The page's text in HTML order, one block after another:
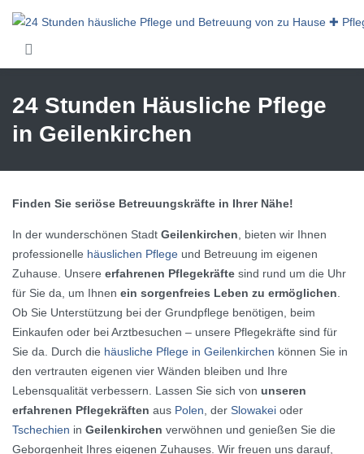
24 Stunden Häusliche Pflege
in Geilenkirchen
Finden Sie seriöse Betreuungskräfte in Ihrer Nähe!
In der wunderschönen Stadt Geilenkirchen, bieten wir Ihnen
professionelle häuslichen Pflege und Betreuung im eigenen
Zuhause. Unsere erfahrenen Pflegekräfte sind rund um die Uhr
für Sie da, um Ihnen ein sorgenfreies Leben zu ermöglichen.
Ob Sie Unterstützung bei der Grundpflege benötigen, beim
Einkaufen oder bei Arztbesuchen – unsere Pflegekräfte sind für
Sie da. Durch die häusliche Pflege in Geilenkirchen können Sie in
den vertrauten eigenen vier Wänden bleiben und Ihre
Lebensqualität verbessern. Lassen Sie sich von unseren
erfahrenen Pflegekräften aus Polen, der Slowakei oder
Tschechien in Geilenkirchen verwöhnen und genießen Sie die
Geborgenheit Ihres eigenen Zuhauses. Wir freuen uns darauf,